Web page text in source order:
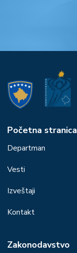
Početna stranica
Departman
Vesti
Izveštaji
Kontakt
Zakonodavstvo